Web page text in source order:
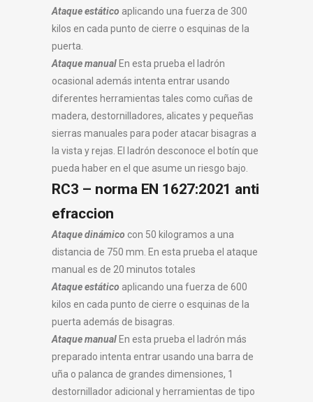
Ataque estático aplicando una fuerza de 300
kilos en cada punto de cierre o esquinas de la
puerta.
Ataque manual En esta prueba el ladrón
ocasional además intenta entrar usando
diferentes herramientas tales como cuñas de
madera, destornilladores, alicates y pequeñas
sierras manuales para poder atacar bisagras a
la vista y rejas. El ladrón desconoce el botín que
pueda haber en el que asume un riesgo bajo.
RC3 – norma EN 1627:2021 anti
efraccion
Ataque dinámico con 50 kilogramos a una
distancia de 750 mm. En esta prueba el ataque
manual es de 20 minutos totales
Ataque estático aplicando una fuerza de 600
kilos en cada punto de cierre o esquinas de la
puerta además de bisagras.
Ataque manual En esta prueba el ladrón más
preparado intenta entrar usando una barra de
uña o palanca de grandes dimensiones, 1
destornillador adicional y herramientas de tipo